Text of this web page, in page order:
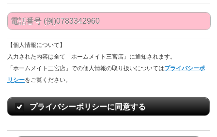
【個人情報について】
入力された内容は全て「ホームメイト三宮店」に通知されます。
「ホームメイト三宮店」での個人情報の取り扱いについてはプライバシーポ
リシーをご覧ください。
プライバシーポリシーに同意する